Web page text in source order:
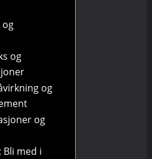
og
og
og
og
Bli med i